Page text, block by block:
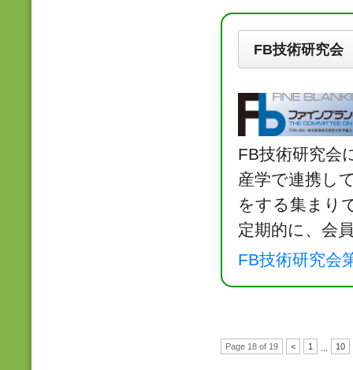
FB技術研究会
FB技術研究会
産学で連携し
をする集まり
定期的に、会
FB技術研究会
Page 18 of 19 < 1 10